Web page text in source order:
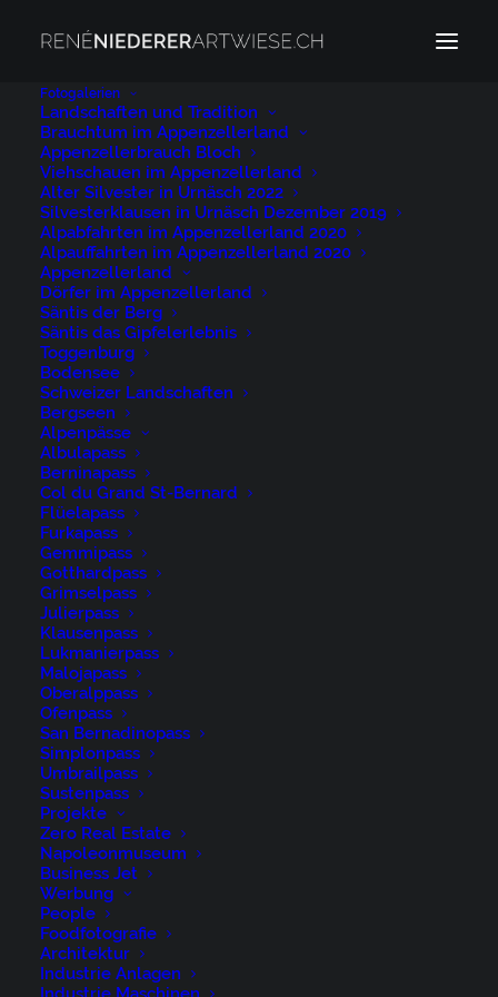
Fotogalerien
Landschaften und Tradition
Brauchtum im Appenzellerland
Appenzellerbrauch Bloch
Viehschauen im Appenzellerland
Alter Silvester in Urnäsch 2022
Silvesterklausen in Urnäsch Dezember 2019
Alpabfahrten im Appenzellerland 2020
Alpauffahrten im Appenzellerland 2020
Appenzellerland
Dörfer im Appenzellerland
Säntis der Berg
Säntis das Gipfelerlebnis
Toggenburg
Bodensee
Schweizer Landschaften
Bergseen
Alpenpässe
Albulapass
Berninapass
Col du Grand St-Bernard
Flüelapass
Furkapass
Gemmipass
Gotthardpass
Grimselpass
Julierpass
Klausenpass
Lukmanierpass
Malojapass
Oberalppass
Ofenpass
San Bernadinopass
Simplonpass
Umbrailpass
Sustenpass
Projekte
Zero Real Estate
Napoleonmuseum
Business Jet
Werbung
People
Foodfotografie
Architektur
Industrie Anlagen
Säntisbahn
Home Säntisbahn Säntisbahn
Säntisbahn
11. MÄRZ 2024 |
Ostschweiz, Schweiz, Schwägalp, St.Gallen, Suisse,
Switzerland, Säntis, Säntisbahn, Säntisbahn Säntis,
Toggenburg, Tourismus
René Niederer Fotografie
Nürigstrasse 4
CH 9107 Urnäsch